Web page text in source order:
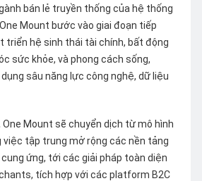
bán lẻ truyền thống của hệ thống
Mount bước vào giai đoạn tiếp
triển hệ sinh thái tài chính, bất động
sức khỏe, và phong cách sống,
sâu năng lực công nghệ, dữ liệu
One Mount sẽ chuyển dịch từ mô hình
việc tập trung mở rộng các nền tảng
ứng, tới các giải pháp toàn diện
tích hợp với các platform B2C